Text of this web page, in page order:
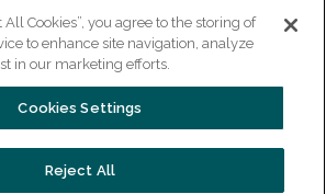
Cookies”, you agree to the storing of
to enhance site navigation, analyze
in our marketing efforts.
Cookies Settings
Reject All